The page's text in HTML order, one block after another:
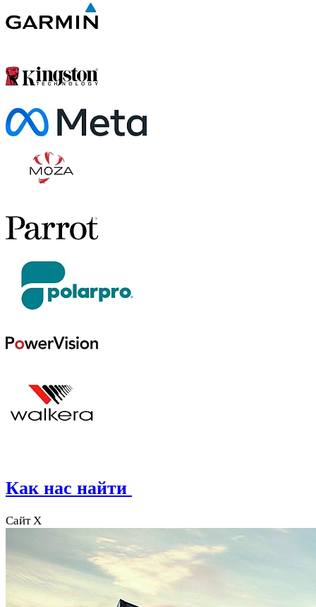
Как нас найти
Сайт X